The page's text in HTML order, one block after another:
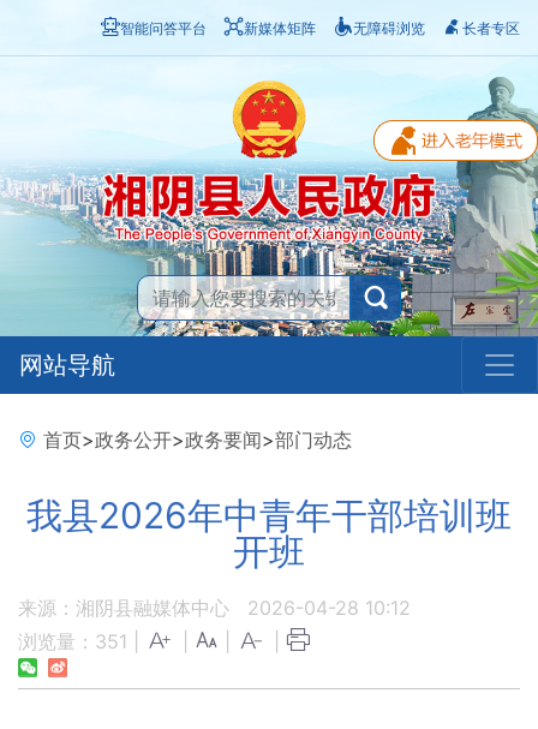
智能问答平台 新媒体矩阵 无障碍浏览 长者专区
网站导航
首页>政务公开>政务要闻>部门动态
我县2026年中青年干部培训班
开班
来源：湘阴县融媒体中心
2026-04-28 10:12
浏览量： 351